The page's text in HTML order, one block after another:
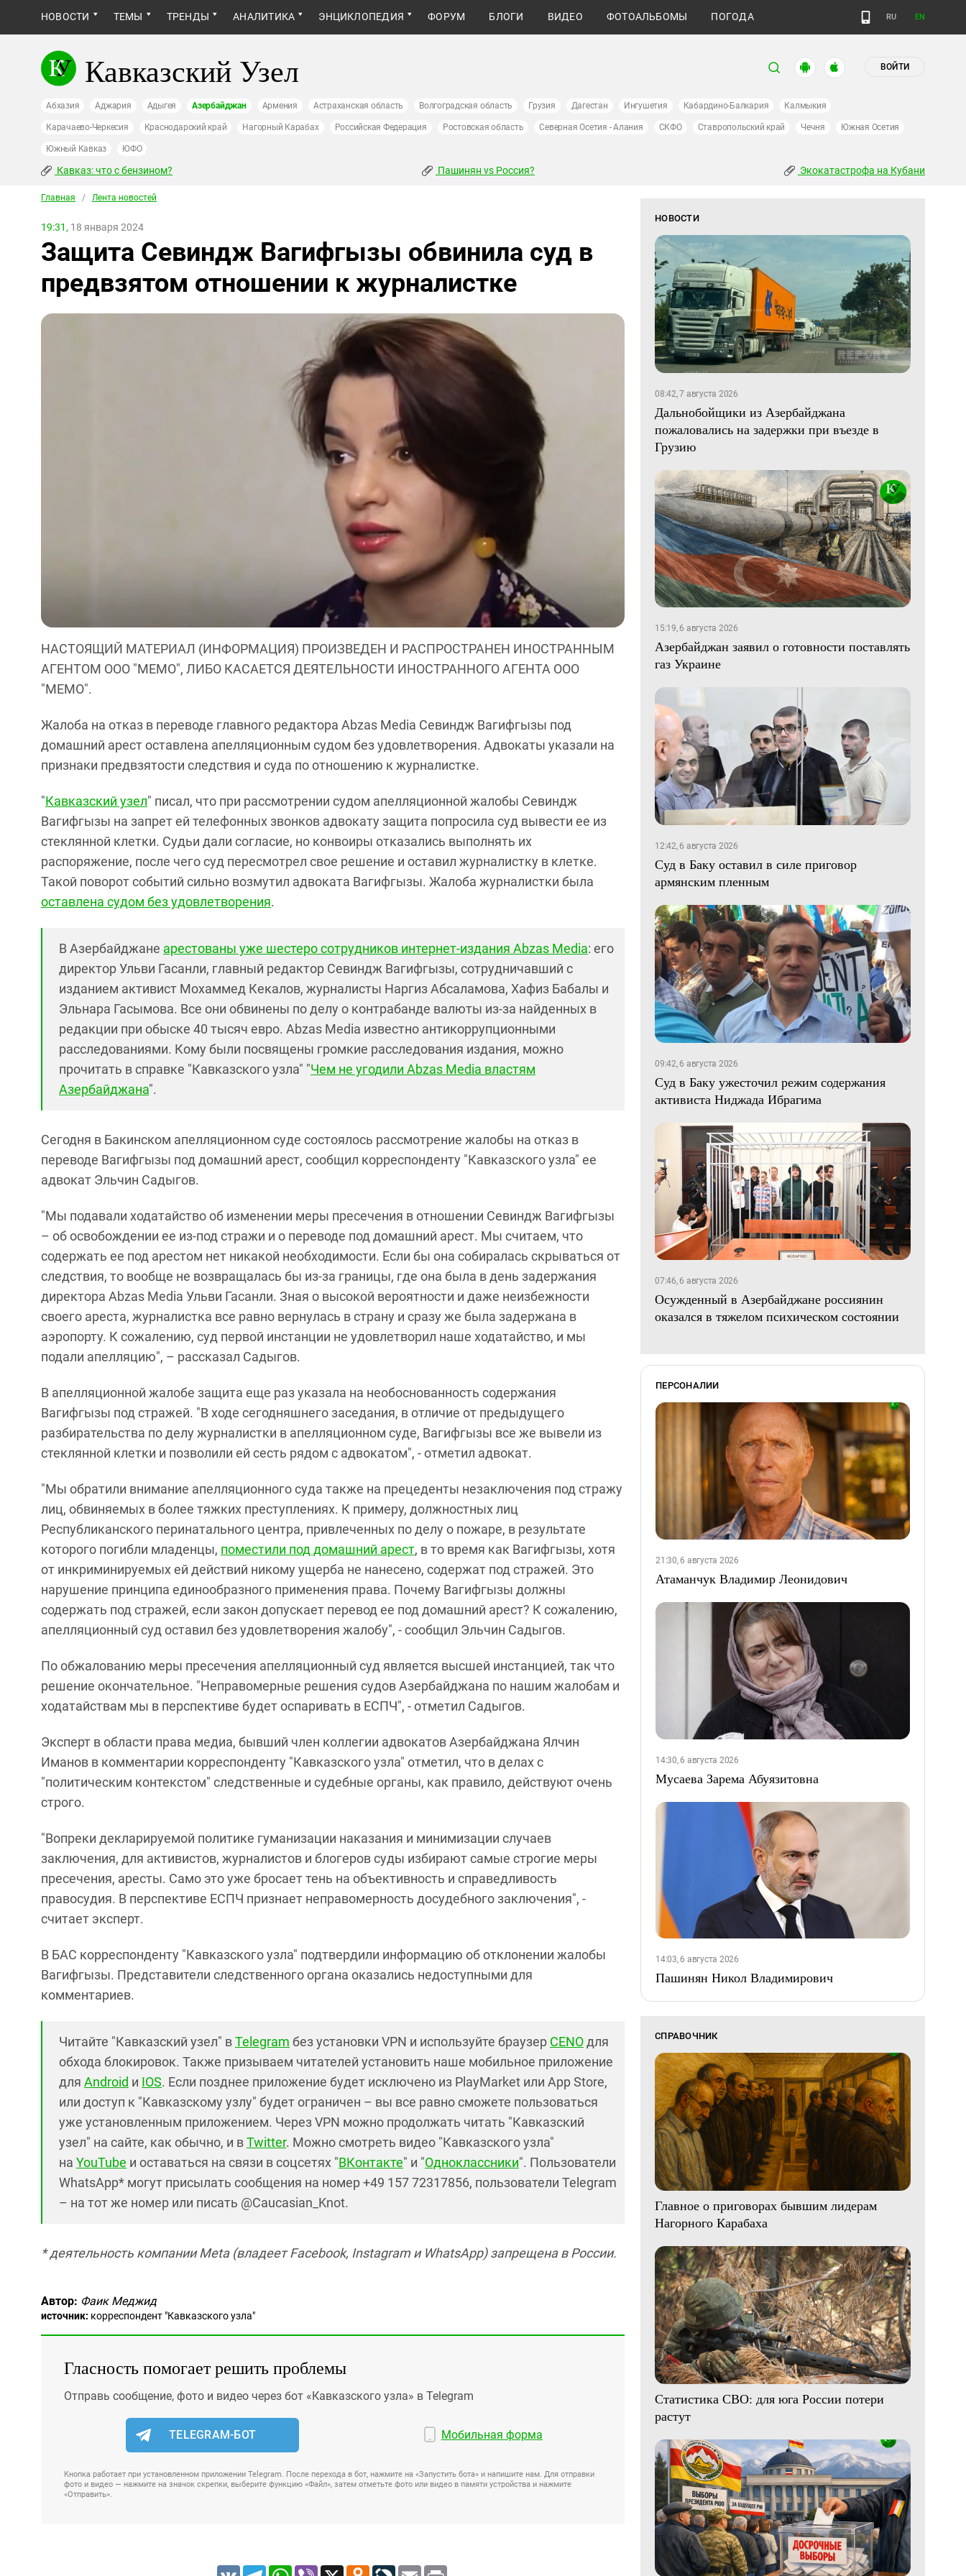
НОВОСТИ ТЕМЫ ТРЕНДЫ АНАЛИТИКА ЭНЦИКЛОПЕДИЯ ФОРУМ БЛОГИ ВИДЕО ФОТОАЛЬБОМЫ ПОГОДА RU EN
Кавказский Узел ВОЙТИ
Абхазия Аджария Адыгея Азербайджан Армения Астраханская область Волгоградская область Грузия Дагестан Ингушетия Кабардино-Балкария Калмыкия
Карачаево-Черкесия Краснодарский край Нагорный Карабах Российская Федерация Ростовская область Северная Осетия - Алания СКФО Ставропольский край Чечня Южная Осетия
Южный Кавказ ЮФО
Кавказ: что с бензином? Пашинян vs Россия? Экокатастрофа на Кубани
Главная / Лента новостей
19:31, 18 января 2024
Защита Севиндж Вагифгызы обвинила суд в
предвзятом отношении к журналистке
НАСТОЯЩИЙ МАТЕРИАЛ (ИНФОРМАЦИЯ) ПРОИЗВЕДЕН И РАСПРОСТРАНЕН ИНОСТРАННЫМ
АГЕНТОМ ООО "МЕМО", ЛИБО КАСАЕТСЯ ДЕЯТЕЛЬНОСТИ ИНОСТРАННОГО АГЕНТА ООО
"МЕМО".
Жалоба на отказ в переводе главного редактора Abzas Media Севиндж Вагифгызы под
домашний арест оставлена апелляционным судом без удовлетворения. Адвокаты указали на
признаки предвзятости следствия и суда по отношению к журналистке.
"Кавказский узел" писал, что при рассмотрении судом апелляционной жалобы Севиндж
Вагифгызы на запрет ей телефонных звонков адвокату защита попросила суд вывести ее из
стеклянной клетки. Судьи дали согласие, но конвоиры отказались выполнять их
распоряжение, после чего суд пересмотрел свое решение и оставил журналистку в клетке.
Такой поворот событий сильно возмутил адвоката Вагифгызы. Жалоба журналистки была
оставлена судом без удовлетворения.
В Азербайджане арестованы уже шестеро сотрудников интернет-издания Abzas Media: его
директор Ульви Гасанли, главный редактор Севиндж Вагифгызы, сотрудничавший с
изданием активист Мохаммед Кекалов, журналисты Наргиз Абсаламова, Хафиз Бабалы и
Эльнара Гасымова. Все они обвинены по делу о контрабанде валюты из-за найденных в
редакции при обыске 40 тысяч евро. Abzas Media известно антикоррупционными
расследованиями. Кому были посвящены громкие расследования издания, можно
прочитать в справке "Кавказского узла" "Чем не угодили Abzas Media властям
Азербайджана".
Сегодня в Бакинском апелляционном суде состоялось рассмотрение жалобы на отказ в
переводе Вагифгызы под домашний арест, сообщил корреспонденту "Кавказского узла" ее
адвокат Эльчин Садыгов.
"Мы подавали ходатайство об изменении меры пресечения в отношении Севиндж Вагифгызы
– об освобождении ее из-под стражи и о переводе под домашний арест. Мы считаем, что
содержать ее под арестом нет никакой необходимости. Если бы она собиралась скрываться от
следствия, то вообще не возвращалась бы из-за границы, где она была в день задержания
директора Abzas Media Ульви Гасанли. Зная о высокой вероятности и даже неизбежности
своего ареста, журналистка все равно вернулась в страну и сразу же была задержана в
аэропорту. К сожалению, суд первой инстанции не удовлетворил наше ходатайство, и мы
подали апелляцию", – рассказал Садыгов.
В апелляционной жалобе защита еще раз указала на необоснованность содержания
Вагифгызы под стражей. "В ходе сегодняшнего заседания, в отличие от предыдущего
разбирательства по делу журналистки в апелляционном суде, Вагифгызы все же вывели из
стеклянной клетки и позволили ей сесть рядом с адвокатом", - отметил адвокат.
"Мы обратили внимание апелляционного суда также на прецеденты незаключения под стражу
лиц, обвиняемых в более тяжких преступлениях. К примеру, должностных лиц
Республиканского перинатального центра, привлеченных по делу о пожаре, в результате
которого погибли младенцы, поместили под домашний арест, в то время как Вагифгызы, хотя
от инкриминируемых ей действий никому ущерба не нанесено, содержат под стражей. Это
нарушение принципа единообразного применения права. Почему Вагифгызы должны
содержать под стражей, если закон допускает перевод ее под домашний арест? К сожалению,
апелляционный суд оставил без удовлетворения жалобу", - сообщил Эльчин Садыгов.
По обжалованию меры пресечения апелляционный суд является высшей инстанцией, так что
решение окончательное. "Неправомерные решения судов Азербайджана по нашим жалобам и
ходатайствам мы в перспективе будет оспаривать в ЕСПЧ", - отметил Садыгов.
Эксперт в области права медиа, бывший член коллегии адвокатов Азербайджана Ялчин
Иманов в комментарии корреспонденту "Кавказского узла" отметил, что в делах с
"политическим контекстом" следственные и судебные органы, как правило, действуют очень
строго.
"Вопреки декларируемой политике гуманизации наказания и минимизации случаев
заключения, для активистов, журналистов и блогеров суды избирают самые строгие меры
пресечения, аресты. Само это уже бросает тень на объективность и справедливость
правосудия. В перспективе ЕСПЧ признает неправомерность досудебного заключения", -
считает эксперт.
В БАС корреспонденту "Кавказского узла" подтвердили информацию об отклонении жалобы
Вагифгызы. Представители следственного органа оказались недоступными для
комментариев.
Читайте "Кавказский узел" вTelegram без установки VPN и используйте браузер CENOдля
обхода блокировок. Также призываем читателей установить наше мобильное приложение
для Android и IOS. Если позднее приложение будет исключено из PlayMarket или App Store,
или доступ к "Кавказскому узлу" будет ограничен – вы все равно сможете пользоваться
уже установленным приложением. Через VPN можно продолжать читать "Кавказский
узел" на сайте, как обычно, и вTwitter. Можно смотреть видео "Кавказского узла"
на YouTube и оставаться на связи в соцсетях "ВКонтакте" и "Одноклассники". Пользователи
WhatsApp* могут присылать сообщения на номер +49 157 72317856, пользователи Telegram
– на тот же номер или писать @Caucasian_Knot.
* деятельность компании Meta (владеет Facebook, Instagram и WhatsApp) запрещена в России.
Автор: Фаик Меджид
источник: корреспондент "Кавказского узла"
Гласность помогает решить проблемы
Отправь сообщение, фото и видео через бот «Кавказского узла» в Telegram
TELEGRAM-БОТ Мобильная форма
Кнопка работает при установленном приложении Telegram. После перехода в бот, нажмите на «Запустить бота» и напишите нам. Для отправки
фото и видео — нажмите на значок скрепки, выберите функцию «Файл», затем отметьте фото или видео в памяти устройства и нажмите
«Отправить».
VK TelegramWhatsApp
Viber X Odnoklassniki
LiveJournal
Email
НОВОСТИ
08:42, 7 августа 2026
Дальнобойщики из Азербайджана
пожаловались на задержки при въезде в
Грузию
15:19, 6 августа 2026
Азербайджан заявил о готовности поставлять
газ Украине
12:42, 6 августа 2026
Суд в Баку оставил в силе приговор
армянским пленным
09:42, 6 августа 2026
Суд в Баку ужесточил режим содержания
активиста Ниджада Ибрагима
07:46, 6 августа 2026
Осужденный в Азербайджане россиянин
оказался в тяжелом психическом состоянии
ПЕРСОНАЛИИ
21:30, 6 августа 2026
Атаманчук Владимир Леонидович
14:30, 6 августа 2026
Мусаева Зарема Абуязитовна
14:03, 6 августа 2026
Пашинян Никол Владимирович
СПРАВОЧНИК
Главное о приговорах бывшим лидерам
Нагорного Карабаха
Статистика СВО: для юга России потери
растут